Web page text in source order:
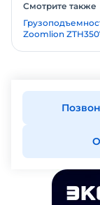
Смотрите также
Zoomlion